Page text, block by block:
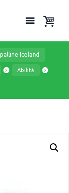
Iceland
Abilità